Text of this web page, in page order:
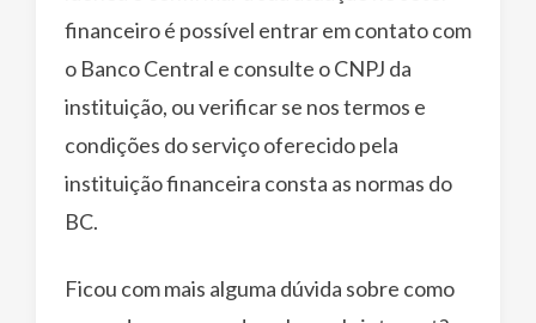
financeiro é possível entrar em contato com
o Banco Central e consulte o CNPJ da
instituição, ou verificar se nos termos e
condições do serviço oferecido pela
instituição financeira consta as normas do
BC.
Ficou com mais alguma dúvida sobre como